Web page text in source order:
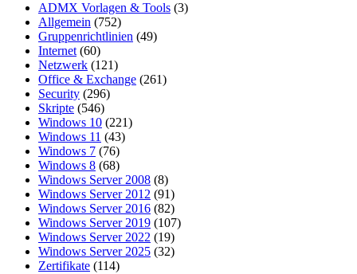
ADMX Vorlagen & Tools (3)
Allgemein (752)
Gruppenrichtlinien (49)
Internet(60)
Netzwerk (121)
Office & Exchange (261)
Security (296)
Skripte (546)
Windows 10 (221)
Windows 11 (43)
Windows 7 (76)
Windows 8 (68)
Windows Server 2008 (8)
Windows Server 2012 (91)
Windows Server 2016 (82)
Windows Server 2019 (107)
Windows Server 2022 (19)
Windows Server 2025 (32)
Zertifikate (114)